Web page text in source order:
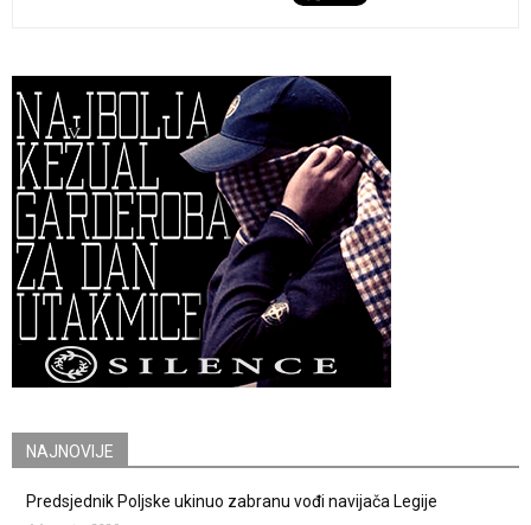
NAJNOVIJE
Predsjednik Poljske ukinuo zabranu vođi navijača Legije